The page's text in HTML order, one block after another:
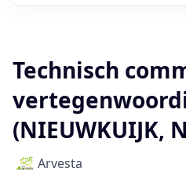
Technisch
(NIEUWKUIJK,
Arvesta